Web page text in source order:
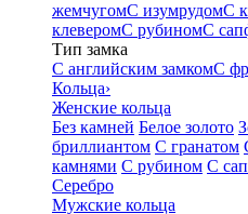
жемчугомС изумрудомС
клеверомС рубиномС
Тип замка
С английским замкомС
Кольца›
Женские кольца
Без камней Белое золото
бриллиантом С гранатом
камнями С рубином С
Серебро
Мужские кольца